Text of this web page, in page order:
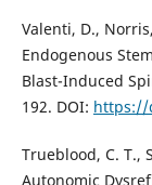
Valenti, D.,
Endogenous
Blast-Induced
192. DOI: https://
Trueblood, C. T.,
Autonomic